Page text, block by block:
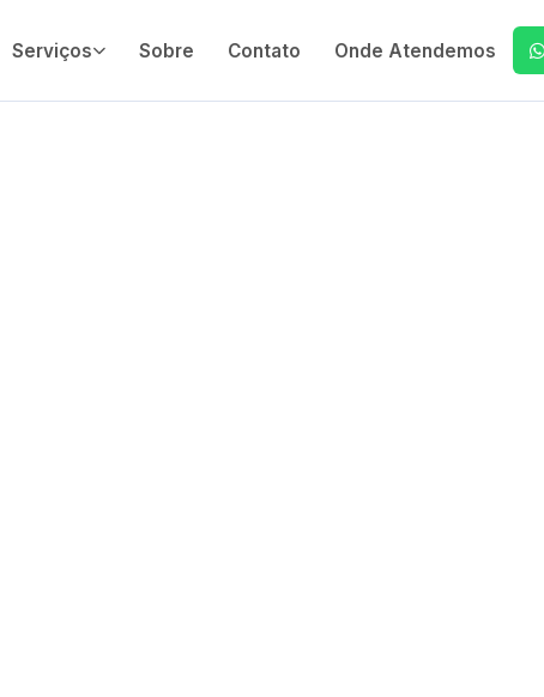
Serviços Sobre Contato Onde Atendemos